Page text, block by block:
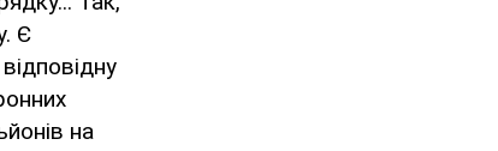
Є
на